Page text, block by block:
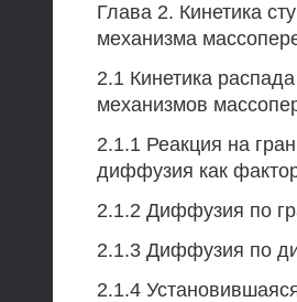
Глава 2. Кинетика
механизма
2.1 Кинетика
механизмов
2.1.1 Реакция на
диффузия как
2.1.2 Диффузия по
2.1.3 Диффузия по
2.1.4